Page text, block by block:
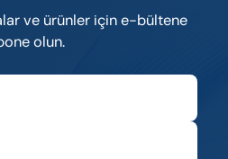
ve ürünler için e-bültene
olun.